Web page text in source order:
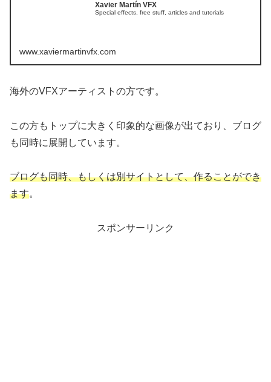
Xavier Martín VFX
Special effects, free stuff, articles and tutorials
www.xaviermartinvfx.com
海外のVFXアーティストの方です。
この方もトップに大きく印象的な画像が出ており、ブログ
も同時に展開しています。
ブログも同時、もしくは別サイトとして、作ることができ
ます。
スポンサーリンク